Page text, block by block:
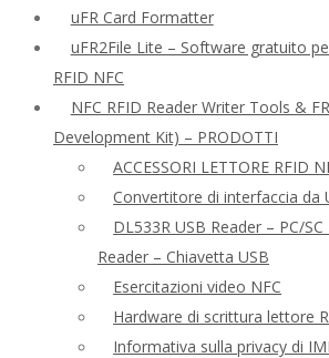
uFR Card Formatter
uFR2File Lite – Software gratuito
RFID NFC
NFC RFID Reader Writer Tools &
Development Kit) – PRODOTTI
ACCESSORI LETTORE RFID
Convertitore di interfaccia da
DL533R USB Reader – PC/
Reader – Chiavetta USB
Esercitazioni video NFC
Hardware di scrittura lettore
Informativa sulla privacy di